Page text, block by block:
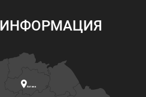
Астана